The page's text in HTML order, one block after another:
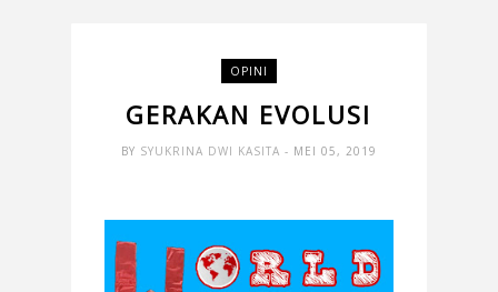
OPINI
GERAKAN EVOLUSI
BY SYUKRINA DWI KASITA - MEI 05, 2019